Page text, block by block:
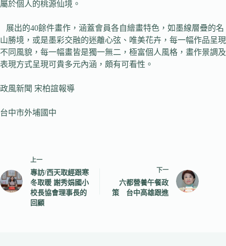
屬於個人的桃源仙境。
展出的40餘件畫作，涵蓋會員各自繪畫特色，如墨線層疊的名
山勝境，或是墨彩交融的迷離心弦、唯美花卉，每一幅作品呈現
不同風貌，每一幅畫皆是獨一無二，極富個人風格，畫作景調及
表現方式呈現可貴多元內涵，頗有可看性。
政風新聞 宋柏誼報導
台中市外埔國中
上一
專訪/西天取經跟寒
冬取暖 謝秀娟國小
校長協會理事長的
回顧
下一
六都營養午餐政
策 台中高雄跟進